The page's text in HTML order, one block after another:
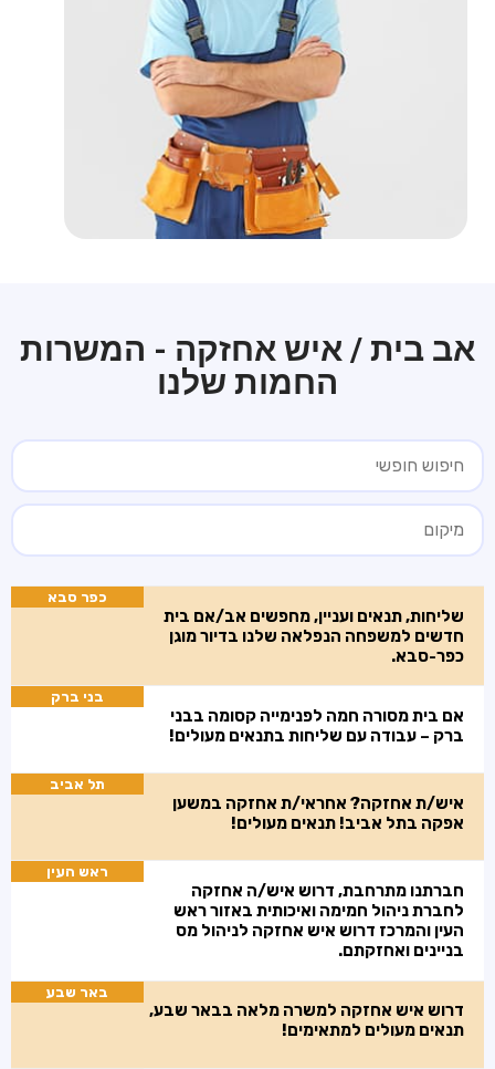
אב בית / איש אחזקה - המשרות
החמות שלנו
שליחות, תנאים ועניין, מחפשים אב/אם בית
חדשים למשפחה הנפלאה שלנו בדיור מוגן
כפר-סבא.
כפר סבא
אם בית מסורה חמה לפנימייה קסומה בבני
ברק – עבודה עם שליחות בתנאים מעולים!
בני ברק
איש/ת אחזקה? אחראי/ת אחזקה במשען
אפקה בתל אביב! תנאים מעולים!
תל אביב
חברתנו מתרחבת, דרוש איש/ה אחזקה
לחברת ניהול חמימה ואיכותית באזור ראש
העין והמרכז דרוש איש אחזקה לניהול מס
בניינים ואחזקתם.
ראש העין
דרוש איש אחזקה למשרה מלאה בבאר שבע,
תנאים מעולים למתאימים!
באר שבע